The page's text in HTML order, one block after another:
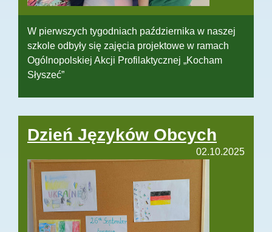
W pierwszych tygodniach października w naszej
szkole odbyły się zajęcia projektowe w ramach
Ogólnopolskiej Akcji Profilaktycznej „Kocham
Słyszeć”
Dzień Języków Obcych
02.10.2025